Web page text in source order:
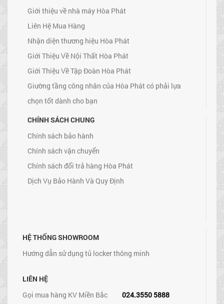
Giới thiệu về nhà máy Hòa Phát
Liên Hệ Mua Hàng
Nhận diện thương hiệu Hòa Phát
Giới Thiệu Về Nội Thất Hòa Phát
Giới Thiệu Về Tập Đoàn Hòa Phát
Giường tầng công nhân của Hòa Phát có phải lựa
chọn tốt dành cho bạn
CHÍNH SÁCH CHUNG
Chính sách bảo hành
Chính sách vận chuyển
Chính sách đổi trả hàng Hòa Phát
Dịch Vụ Bảo Hành Và Quy Định
HỆ THỐNG SHOWROOM
Hướng dẫn sử dụng tủ locker thông minh
LIÊN HỆ
Gọi mua hàng KV Miền Bắc
024.3550 5888